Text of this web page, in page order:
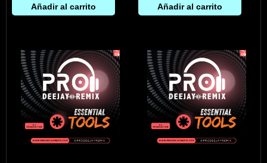
Añadir al carrito Añadir al carrito